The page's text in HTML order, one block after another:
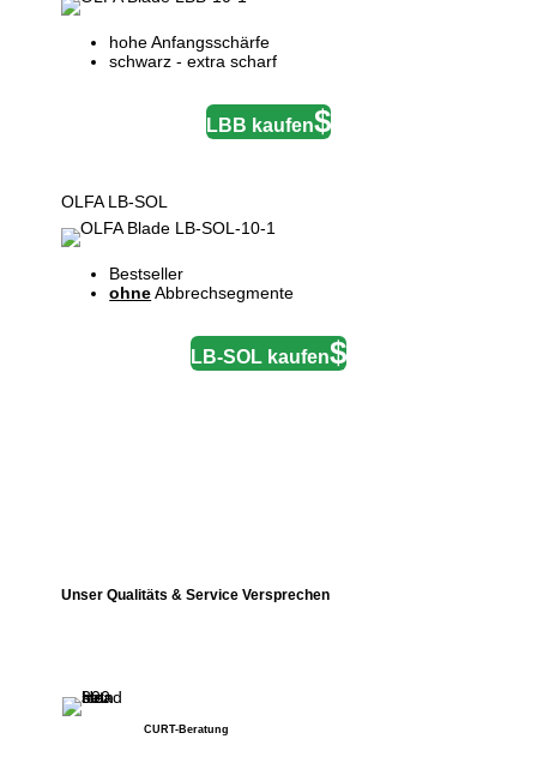
hohe Anfangsschärfe
schwarz - extra scharf
LBB kaufen
OLFA LB-SOL
Bestseller
ohneAbbrechsegmente
LB-SOL kaufen
Unser Qualitäts & Service Versprechen
CURT-Beratung